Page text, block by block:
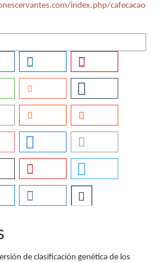
index.php/cafecacao
de clasificación genética de los